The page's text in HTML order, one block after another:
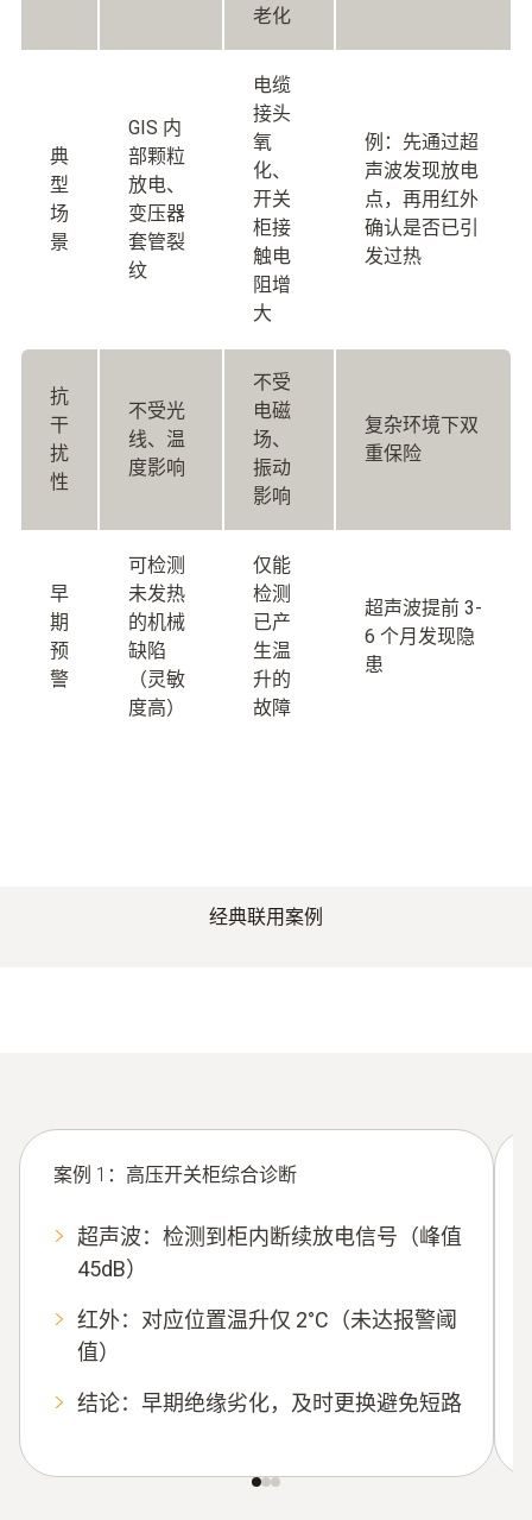
老化
典
型
场
景
GIS 内
部颗粒
放电、
变压器
套管裂
纹
电缆
接头
氧
化、
开关
柜接
触电
阻增
大
例：先通过超
声波发现放电
点，再用红外
确认是否已引
发过热
抗
干
扰
性
不受光
线、温
度影响
不受
电磁
场、
振动
影响
复杂环境下双
重保险
早
期
预
警
可检测
未发热
的机械
缺陷
（灵敏
度高）
仅能
检测
已产
生温
升的
故障
超声波提前 3-
6 个月发现隐
患
经典联用案例
案例 1 ：高压开关柜综合诊断
超声波：检测到柜内断续放电信号（峰值
45dB）
红外：对应位置温升仅 2°C （未达报警阈
值）
结论：早期绝缘劣化，及时更换避免短路